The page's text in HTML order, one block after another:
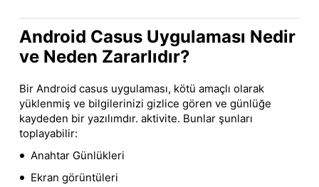
Android Casus Uygulaması Nedir
ve Neden Zararlıdır?
Bir Android casus uygulaması, kötü amaçlı olarak
yüklenmiş ve bilgilerinizi gizlice gören ve günlüğe
kaydeden bir yazılımdır. aktivite. Bunlar şunları
toplayabilir:
Anahtar Günlükleri
Ekran görüntüleri